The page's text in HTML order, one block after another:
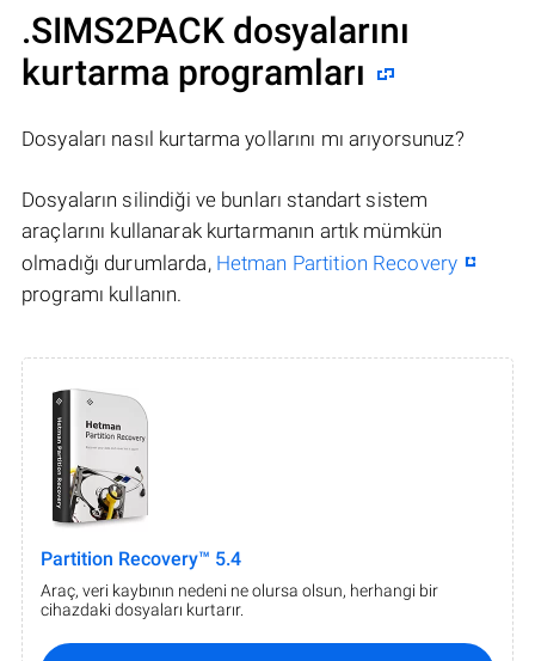
.SIMS2PACK dosyalarını
kurtarma programları
Dosyaları nasıl kurtarma yollarını mı arıyorsunuz?
Dosyaların silindiği ve bunları standart sistem
araçlarını kullanarak kurtarmanın artık mümkün
olmadığı durumlarda, Hetman Partition Recovery
programı kullanın.
Partition Recovery™ 5.4
Araç, veri kaybının nedeni ne olursa olsun, herhangi bir
cihazdaki dosyaları kurtarır.